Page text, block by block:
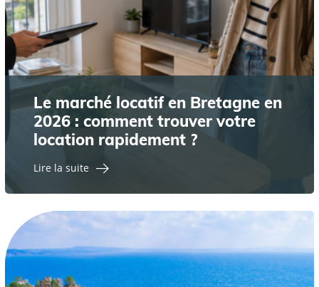
Le marché locatif en Bretagne en
2026 : comment trouver votre
location rapidement ?
Lire la suite